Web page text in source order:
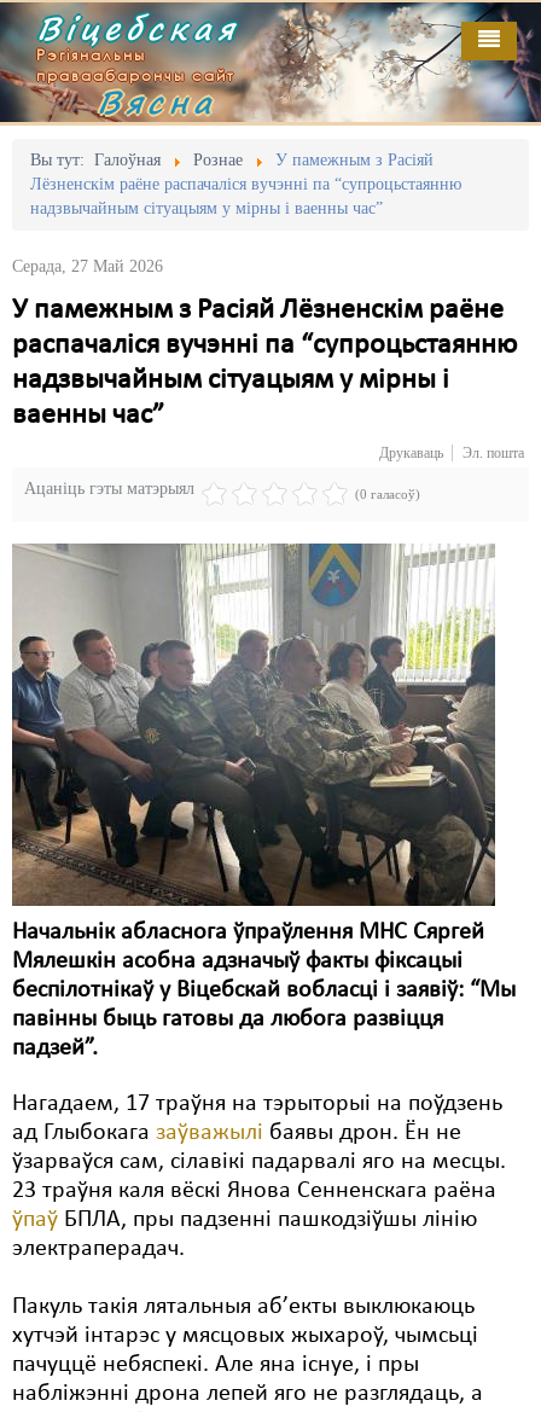
Віцебская
Рэгіянальны
праваабарончы сайт
Вясна
Вы тут: Галоўная Рознае
У памежным з Расіяй
Лёзненскім раёне распачаліся вучэнні па “супроцьстаянню
надзвычайным сітуацыям у мірны і ваенны час”
Серада, 27 Май 2026
У памежным з Расіяй Лёзненскім раёне
распачаліся вучэнні па “супроцьстаянню
надзвычайным сітуацыям у мірны і
ваенны час”
Друкаваць Эл. пошта
Ацаніць гэты матэрыял (0 галасоў)
Начальнік абласнога ўпраўлення МНС Сяргей
Мялешкін асобна адзначыў факты фіксацыі
беспілотнікаў у Віцебскай вобласці і заявіў: “Мы
павінны быць гатовы да любога развіцця
падзей”.
Нагадаем, 17 траўня на тэрыторыі на поўдзень
ад Глыбокага заўважылі баявы дрон. Ён не
ўзарваўся сам, сілавікі падарвалі яго на месцы.
23 траўня каля вёскі Янова Сенненскага раёна
ўпаў БПЛА, пры падзенні пашкодзіўшы лінію
электраперадач.
Пакуль такія лятальныя аб’екты выклюкаюць
хутчэй інтарэс у мясцовых жыхароў, чымсьці
пачуццё небяспекі. Але яна існуе, і пры
набліжэнні дрона лепей яго не разглядаць, а
Галоўная
Адміністрацыйны перасьлед
Акцыі
Выбары
Грамадзянскія ініцыятывы
Дзяржава
Затрыманьні
Карная псыхіятрыя
Культурныя правы
ЛПП
Мігранты
Мірныя сходы
Палітвязьні
Праваабаронцы
Правы дзіцяці
Пэнітэнцыярная сыстэма
Распальваньне варожасьці
Свабода слова
Свабода сумленьня
Суд
Экалёгія
Правы працоўных
Выданьні
Відэа
Пра нас
RSS